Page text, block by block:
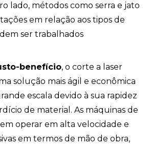
lado, métodos como serra e jato
em relação aos tipos de
ser trabalhados
benefício, o corte a laser
solução mais ágil e econômica
escala devido à sua rapidez
de material. As máquinas de
operar em alta velocidade e
em termos de mão de obra,